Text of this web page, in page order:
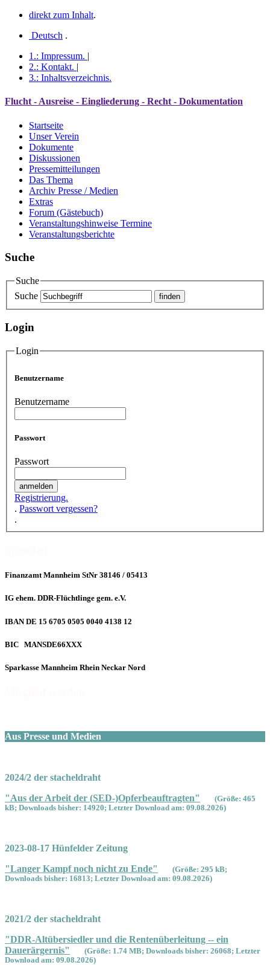
direkt zum Inhalt.
Deutsch .
1.: Impressum. |
2.: Kontakt. |
3.: Inhaltsverzeichnis.
Flucht - Ausreise - Eingliederung - Recht - Dokumentation
Startseite
Unser Verein
Dokumente
Diskussionen
Pressemitteilungen
Das Thema
Archiv Presse / Medien
Extras
Forum (Gästebuch)
Veranstaltungshinweise Termine
Veranstaltungsberichte
Suche
Suche
Suche
Login
Login
Benutzername
Benutzername
Passwort
Passwort
Registrierung.
. Passwort vergessen?
.
Finanzamt Mannheim StNr 38146 / 05413
IG ehem. DDR-Flüchtlinge gem. e.V.
IBAN DE 15 6705 0505 0040 4138 12
BIC MANSDE66XXX
Sparkasse Mannheim Rhein Neckar Nord
Aus Presse und Medien
2024/2 der stacheldraht
"Aus der Arbeit der (SED-)Opferbeauftragten"
(Größe: 465
kB; Downloads bisher: 14920; Letzter Download am: 09.08.2026)
2023-08-17 Hünfelder Zeitung
"Langer Kampf noch nicht zu Ende"
(Größe: 295 kB;
Downloads bisher: 16813; Letzter Download am: 09.08.2026)
2021/2 der stacheldraht
"DDR-Altübersiedler und die Rentenüberleitung -- ein
Dauerärgernis"
(Größe: 1.74 MB; Downloads bisher: 26068; Letzter
Download am: 09.08.2026)